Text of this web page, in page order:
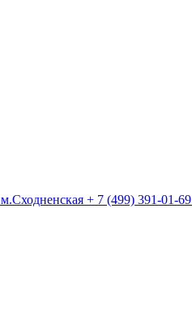
м.Сходненская + 7 (499) 391-01-69